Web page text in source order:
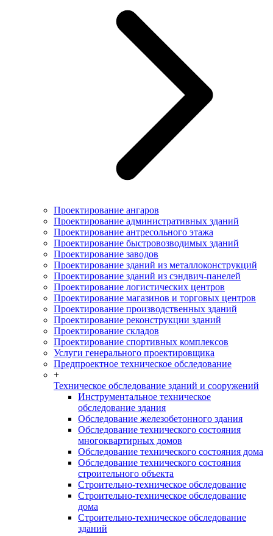
Проектирование ангаров
Проектирование административных зданий
Проектирование антресольного этажа
Проектирование быстровозводимых зданий
Проектирование заводов
Проектирование зданий из металлоконструкций
Проектирование зданий из сэндвич-панелей
Проектирование логистических центров
Проектирование магазинов и торговых центров
Проектирование производственных зданий
Проектирование реконструкции зданий
Проектирование складов
Проектирование спортивных комплексов
Услуги генерального проектировщика
Предпроектное техническое обследование
+
Техническое обследование зданий и сооружений
Инструментальное техническое
обследование здания
Обследование железобетонного здания
Обследование технического состояния
многоквартирных домов
Обследование технического состояния дома
Обследование технического состояния
строительного объекта
Строительно-техническое обследование
Строительно-техническое обследование
дома
Строительно-техническое обследование
зданий